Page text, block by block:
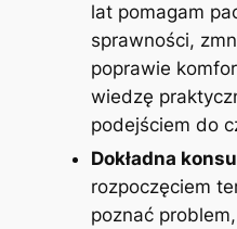
lat pomagam
sprawności,
poprawie
wiedzę
podejściem do
Dokładna
rozpoczęciem
poznać